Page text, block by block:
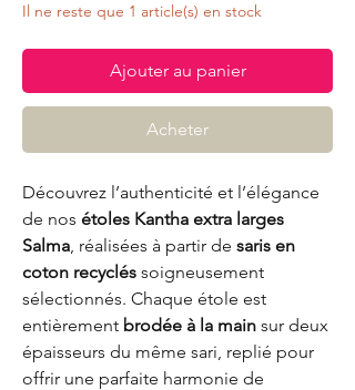
Il ne reste que 1 article(s) en stock
Ajouter au panier
Acheter
Découvrez l’authenticité et l’élégance
de nos étoles Kantha extra larges
Salma, réalisées à partir de saris en
coton recyclés soigneusement
sélectionnés. Chaque étole est
entièrement brodée à la main sur deux
épaisseurs du même sari, replié pour
offrir une parfaite harmonie de